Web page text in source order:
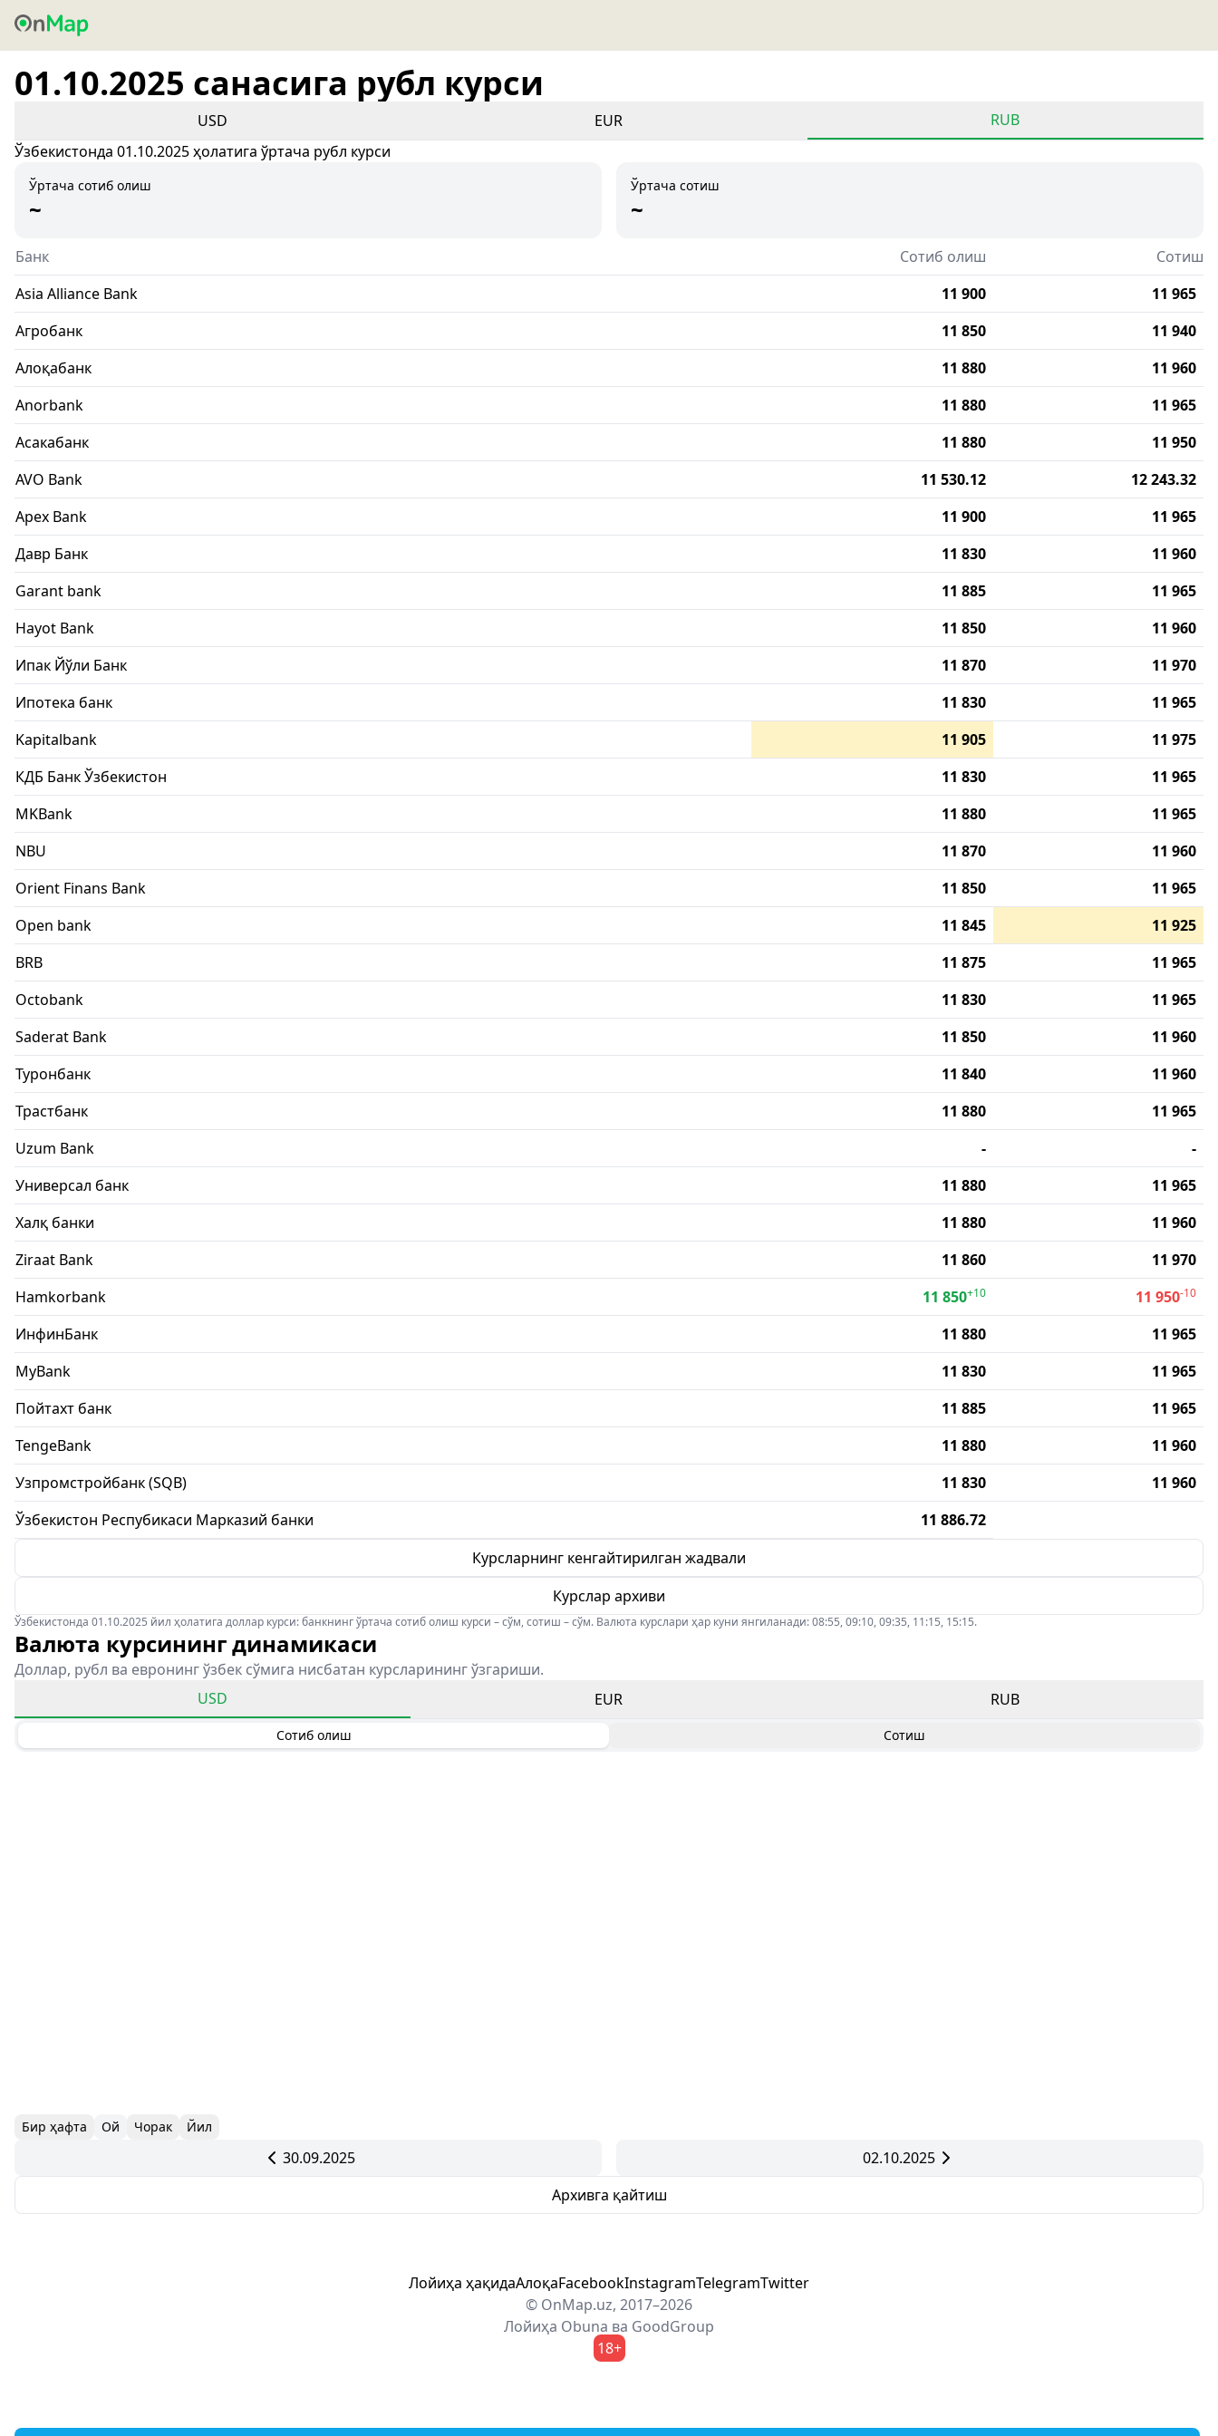
01.10.2025 санасига рубл курси
USD EUR
RUB
Ўзбекистонда 01.10.2025 ҳолатига ўртача рубл курси
Ўртача сотиб олиш
~
Ўртача сотиш
~
Банк Сотиб олиш
Сотиш
Asia Alliance Bank
11 900
11 965
Агробанк
11 850
11 940
Алоқабанк
11 880
11 960
Anorbank
11 880
11 965
Асакабанк
11 880
11 950
AVO Bank
11 530.12
12 243.32
Apex Bank
11 900
11 965
Давр Банк
11 830
11 960
Garant bank
11 885
11 965
Hayot Bank
11 850
11 960
Ипак Йўли Банк
11 870
11 970
Ипотека банк
11 830
11 965
Kapitalbank
11 905
11 975
КДБ Банк Ўзбекистон
11 830
11 965
MKBank
11 880
11 965
NBU
11 870
11 960
Orient Finans Bank
11 850
11 965
Open bank
11 845
11 925
BRB
11 875
11 965
Octobank
11 830
11 965
Saderat Bank
11 850
11 960
Туронбанк
11 840
11 960
Трастбанк
11 880
11 965
Uzum Bank
-
-
Универсал банк
11 880
11 965
Халқ банки
11 880
11 960
Ziraat Bank
11 860
11 970
Hamkorbank
11 850+10 11 950-10
ИнфинБанк 11 880
11 965
MyBank
11 830
11 965
Пойтахт банк
11 885
11 965
TengeBank
11 880
11 960
Узпромстройбанк (SQB)
11 830
11 960
Ўзбекистон Респубикаси Марказий банки
11 886.72
Курсларнинг кенгайтирилган жадвали
Курслар архиви
Ўзбекистонда 01.10.2025 йил ҳолатига доллар курси: банкнинг ўртача сотиб олиш курси – сўм, сотиш – сўм. Валюта курслари ҳар куни янгиланади: 08:55, 09:10, 09:35, 11:15, 15:15.
Валюта курсининг динамикаси
Доллар, рубл ва евронинг ўзбек сўмига нисбатан курсларининг ўзгариши.
USD
EUR RUB
Сотиб олиш Сотиш
Бир ҳафта Ой Чорак Йил
30.09.2025
02.10.2025
Архивга қайтиш
Лойиҳа ҳақидаАлоқаFacebookInstagramTelegramTwitter
© OnMap.uz, 2017–2026
Лойиҳа Obuna ва GoodGroup
18+